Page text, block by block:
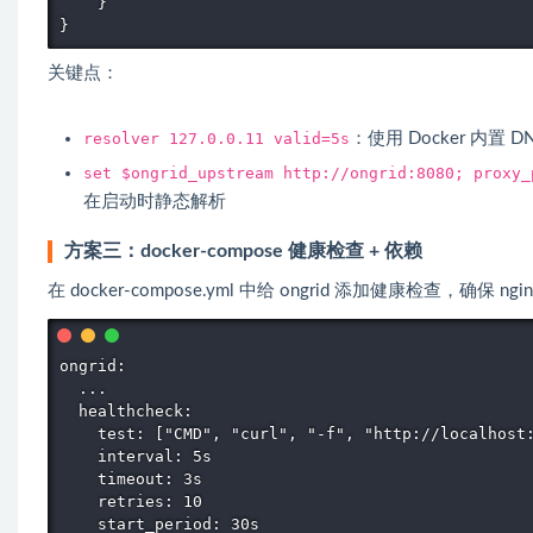
}
关键点：
resolver 127.0.0.11 valid=5s ：使用 Docker 内置
set $ongrid_upstream http://ongrid:8080;
在启动时静态解析
方案三：docker-compose 健康检查 + 依赖
在 docker-compose.yml 中给 ongrid 添加健康检查，确保
ongrid:
  ...
  healthcheck:
test: ["CMD", "curl", "-f", "http://
    interval: 5s
    timeout: 3s
    retries: 10
    start_period: 30s